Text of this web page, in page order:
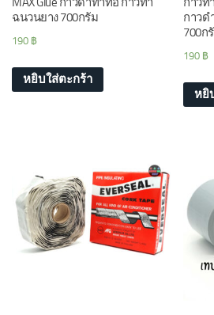
ฉนวนยาง 700กรัม
190 ฿
หยิบใส่ตะกร้า
กาวด
700ก
190 ฿
หยิ